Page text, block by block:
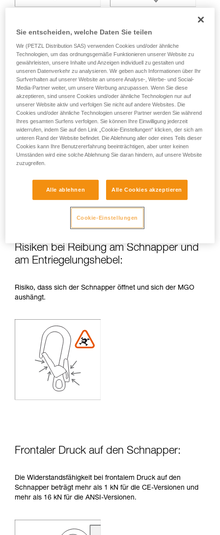
Belastung in mehrere Richtungen:
Unterschiedlicher Bruchlastverlust entsprechend dem
Winkel zwischen den Belastungsrichtungen.
Risiken bei Reibung am Schnapper und
am Entriegelungshebel:
Risiko, dass sich der Schnapper öffnet und sich der MGO
aushängt.
Frontaler Druck auf den Schnapper:
Die Widerstandsfähigkeit bei frontalem Druck auf den
Schnapper beträgt mehr als 1 kN für die CE-Versionen und
mehr als 16 kN für die ANSI-Versionen.
Sie entscheiden, welche Daten Sie teilen
Wir (PETZL Distribution SAS) verwenden Cookies und/oder ähnliche
Technologien, um das ordnungsgemäße Funktionieren unserer Website zu
gewährleisten, unsere Inhalte und Anzeigen individuell zu gestalten und
unseren Datenverkehr zu analysieren. Wir geben auch Informationen über Ihr
Surfverhalten auf unserer Website an unsere Analyse-, Werbe- und Social-
Media-Partner weiter, um unsere Werbung anzupassen. Wenn Sie diese
akzeptieren, sind unsere Cookies und/oder ähnliche Technologien nur auf
unserer Website aktiv und verfolgen Sie nicht auf andere Websites. Die
Cookies und/oder ähnliche Technologien unserer Partner werden Sie während
Ihres gesamten Surfens verfolgen. Sie können Ihre Einwilligung jederzeit
widerrufen, indem Sie auf den Link „Cookie-Einstellungen“ klicken, der sich am
unteren Rand der Website befindet. Die Ablehnung aller oder eines Teils dieser
Cookies kann Ihre Benutzererfahrung beeinträchtigen, aber unter keinen
Umständen wird eine solche Ablehnung Sie daran hindern, auf unsere Website
zuzugreifen.
Alle ablehnen Alle Cookies akzeptieren
Cookie-Einstellungen